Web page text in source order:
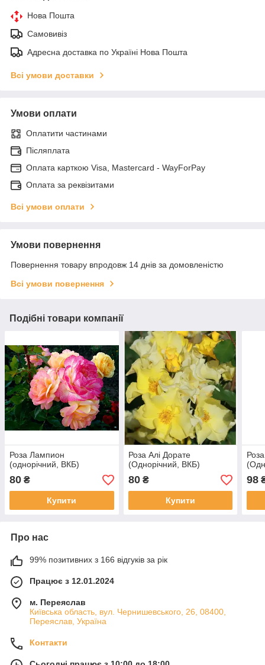
Нова Пошта
Самовивіз
Адресна доставка по Україні Нова Пошта
Всі умови доставки
Умови оплати
Оплатити частинами
Післяплата
Оплата карткою Visa, Mastercard - WayForPay
Оплата за реквізитами
Всі умови оплати
Умови повернення
Повернення товару впродовж 14 днів за домовленістю
Всі умови повернення
Подібні товари компанії
Роза Лампион
(однорічний, ВКБ)
80 ₴
Купити
Роза Алі Дорате
(Однорічний, ВКБ)
80₴
Купити
98
Про нас
99% позитивних з 166 відгуків за рік
Працює з 12.01.2024
м. Переяслав
Київська область, вул. Чернишевського, 26, 08400,
Переяслав, Україна
Контакти